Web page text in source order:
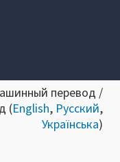
перевод /
(English, Русский,
Українська)